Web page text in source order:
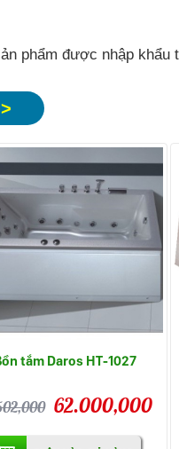
phẩm được nhập khẩu
tắm Daros HT-1027
62.000,000